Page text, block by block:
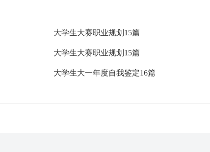
大学生大赛职业规划15篇
大学生大赛职业规划15篇
大学生大一年度自我鉴定16篇